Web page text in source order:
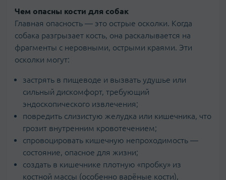
Чем опасны кости для собак
Главная опасность — это острые осколки. Когда
собака разгрызает кость, она раскалывается на
фрагменты с неровными, острыми краями. Эти
осколки могут:
застрять в пищеводе и вызвать удушье или
сильный дискомфорт, требующий
эндоскопического извлечения;
повредить слизистую желудка или кишечника, что
грозит внутренним кровотечением;
спровоцировать кишечную непроходимость —
состояние, опасное для жизни;
создать в кишечнике плотную «пробку» из
костной массы (особенно варёные кости),